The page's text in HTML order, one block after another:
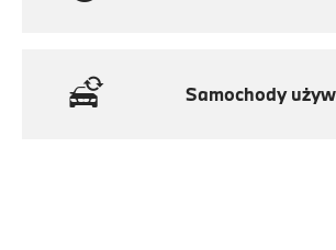
Samochody